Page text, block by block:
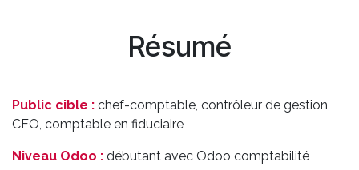
Résumé
Public cible : chef-comptable, contrôleur de gestion,
CFO, comptable en fiduciaire
Niveau Odoo : débutant avec Odoo comptabilité